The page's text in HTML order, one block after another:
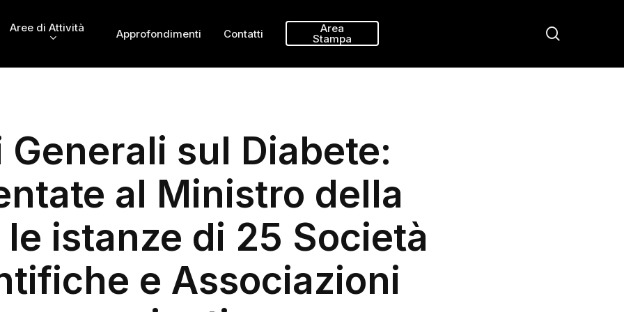
Aree di Attività Approfondimenti Contatti Area
Stampa
Generali sul Diabete:
al Ministro della
istanze di 25 Società
e Associazioni